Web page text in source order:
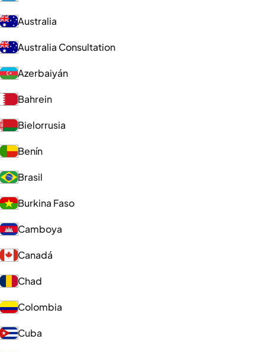
Australia
Australia Consultation
Azerbaiyán
Bahrein
Bielorrusia
Benín
Brasil
Burkina Faso
Camboya
Canadá
Chad
Colombia
Cuba